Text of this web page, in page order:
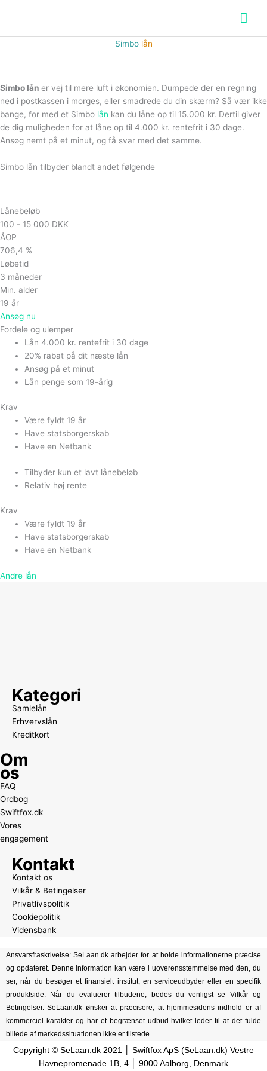
Simbo lån
Simbo lån er vej til mere luft i økonomien. Dumpede der en regning
ned i postkassen i morges, eller smadrede du din skærm? Så vær ikke
bange, for med et Simbo lån kan du låne op til 15.000 kr. Dertil giver
de dig muligheden for at låne op til 4.000 kr. rentefrit i 30 dage.
Ansøg nemt på et minut, og få svar med det samme.
Simbo lån tilbyder blandt andet følgende
Lånebeløb
100 - 15 000 DKK
ÅOP
706,4 %
Løbetid
3 måneder
Min. alder
19 år
Ansøg nu
Fordele og ulemper
Lån 4.000 kr. rentefrit i 30 dage
20% rabat på dit næste lån
Ansøg på et minut
Lån penge som 19-årig
Krav
Være fyldt 19 år
Have statsborgerskab
Have en Netbank
Tilbyder kun et lavt lånebeløb
Relativ høj rente
Krav
Være fyldt 19 år
Have statsborgerskab
Have en Netbank
Andre lån
Kategori
Samlelån
Erhvervslån
Kreditkort
Om
os
FAQ
Ordbog
Swiftfox.dk
Vores
engagement
Kontakt
Kontakt os
Vilkår & Betingelser
Privatlivspolitik
Cookiepolitik
Vidensbank
Ansvarsfraskrivelse: SeLaan.dk arbejder for at holde informationerne præcise
og opdateret. Denne information kan være i uoverensstemmelse med den, du
ser, når du besøger et finansielt institut, en serviceudbyder eller en specifik
produktside. Når du evaluerer tilbudene, bedes du venligst se Vilkår og
Betingelser. SeLaan.dk ønsker at præcisere, at hjemmesidens indhold er af
kommerciel karakter og har et begrænset udbud hvilket leder til at det fulde
billede af markedssituationen ikke er tilstede.
Copyright © SeLaan.dk 2021 │ Swiftfox ApS (SeLaan.dk) Vestre
Havnepromenade 1B, 4 │ 9000 Aalborg, Denmark